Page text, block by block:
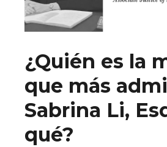
¿Quién es la
que más
Sabrina Li,
qué?